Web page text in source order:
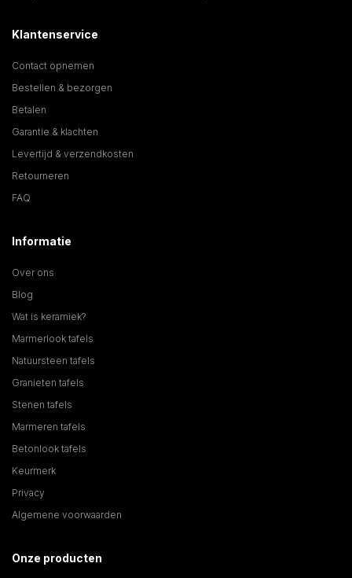
Klantenservice
Contact opnemen
Bestellen & bezorgen
Betalen
Garantie & klachten
Levertijd & verzendkosten
Retourneren
FAQ
Informatie
Over ons
Blog
Wat is keramiek?
Marmerlook tafels
Natuursteen tafels
Granieten tafels
Stenen tafels
Marmeren tafels
Betonlook tafels
Keurmerk
Privacy
Algemene voorwaarden
Onze producten